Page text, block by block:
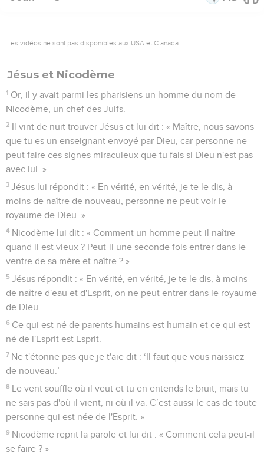
Jésus connaît bien le cœur humain
Pâque, beaucoup crurent en lui en voyant les signes
Mais Jésus n'avait pas confiance en eux, parce qu'il les
Il n'avait pas besoin qu'on le renseigne sur les hommes,
car il savait lui-même ce qui est dans l'homme.
Jean
Les vidéos ne sont pas disponibles aux USA et C anada.
Jésus et Nicodème
Nicodème, un chef des Juifs.
Il vint de nuit trouver Jésus et lui dit : « Maître, nous savons
que tu es un enseignant envoyé par Dieu, car personne ne
peut faire ces signes miraculeux que tu fais si Dieu n'est pas
avec lui. »
Jésus lui répondit : « En vérité, en vérité, je te le dis, à
royaume de Dieu. »
Nicodème lui dit : « Comment un homme peut-il naître
quand il est vieux ? Peut-il une seconde fois entrer dans le
ventre de sa mère et naître ? »